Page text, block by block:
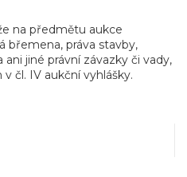
na předmětu aukce
břemena, práva stavby,
ani jiné právní závazky či vady,
čl. IV aukční vyhlášky.